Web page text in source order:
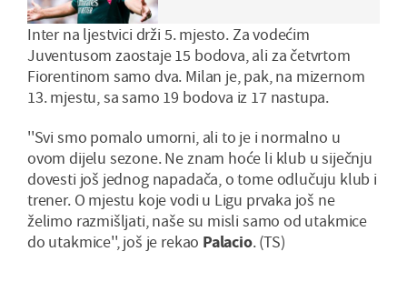
Inter na ljestvici drži 5. mjesto. Za vodećim
Juventusom zaostaje 15 bodova, ali za četvrtom
Fiorentinom samo dva. Milan je, pak, na mizernom
13. mjestu, sa samo 19 bodova iz 17 nastupa.
''Svi smo pomalo umorni, ali to je i normalno u
ovom dijelu sezone. Ne znam hoće li klub u siječnju
dovesti još jednog napadača, o tome odlučuju klub i
trener. O mjestu koje vodi u Ligu prvaka još ne
želimo razmišljati, naše su misli samo od utakmice
do utakmice'', još je rekao Palacio. (TS)